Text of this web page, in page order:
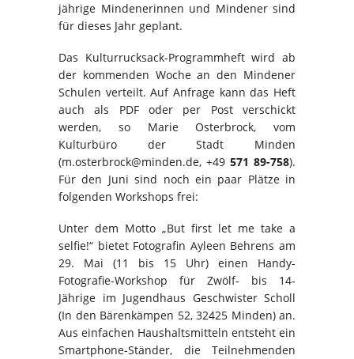
jährige Mindenerinnen und Mindener sind
für dieses Jahr geplant.
Das Kulturrucksack-Programmheft wird ab
der kommenden Woche an den Mindener
Schulen verteilt. Auf Anfrage kann das Heft
auch als PDF oder per Post verschickt
werden, so Marie Osterbrock, vom
Kulturbüro der Stadt Minden
(m.osterbrock@minden.de, +49 571 89-758).
Für den Juni sind noch ein paar Plätze in
folgenden Workshops frei:
Unter dem Motto „But first let me take a
selfie!“ bietet Fotografin Ayleen Behrens am
29. Mai (11 bis 15 Uhr) einen Handy-
Fotografie-Workshop für Zwölf- bis 14-
Jährige im Jugendhaus Geschwister Scholl
(In den Bärenkämpen 52, 32425 Minden) an.
Aus einfachen Haushaltsmitteln entsteht ein
Smartphone-Ständer, die Teilnehmenden